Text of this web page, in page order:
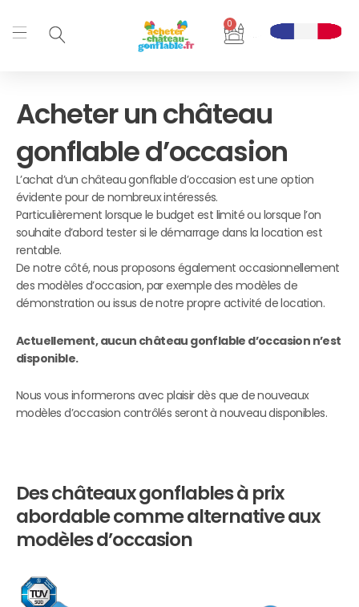
contenu
0
Panier
Acheter un château
gonflable d’occasion
L’achat d’un château gonflable d’occasion est une option
évidente pour de nombreux intéressés.
Particulièrement lorsque le budget est limité ou lorsque l’on
souhaite d’abord tester si le démarrage dans la location est
rentable.
De notre côté, nous proposons également occasionnellement
des modèles d’occasion, par exemple des modèles de
démonstration ou issus de notre propre activité de location.
Actuellement, aucun château gonflable d’occasion n’est
disponible.
Nous vous informerons avec plaisir dès que de nouveaux
modèles d’occasion contrôlés seront à nouveau disponibles.
Des châteaux gonflables à prix
abordable comme alternative aux
modèles d’occasion